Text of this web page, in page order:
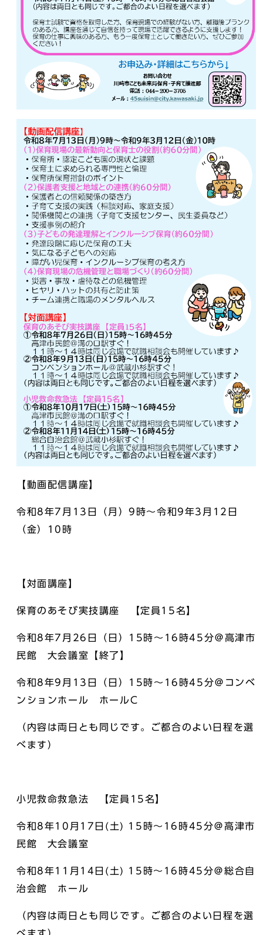
【動画配信講座】
令和8年7月13日（月）9時～令和9年3月12日
（金）10時
【対面講座】
保育のあそび実技講座 【定員15名】
令和8年7月26日（日）15時～16時45分＠高津市
民館 大会議室【終了】
令和8年9月13日（日）15時～16時45分＠コンベ
ンションホール ホールC
（内容は両日とも同じです。ご都合のよい日程を選
べます）
小児救命救急法 【定員15名】
令和8年10月17日(土) 15時～16時45分＠高津市
民館 大会議室
令和8年11月14日(土) 15時～16時45分＠総合自
治会館 ホール
（内容は両日とも同じです。ご都合のよい日程を選
べます）